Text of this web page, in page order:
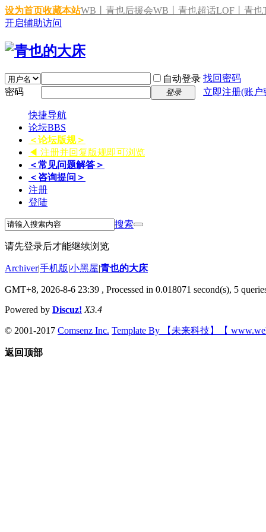
设为首页收藏本站WB丨青也后援会WB丨青也超话LOF丨青也
开启辅助访问
自动登录 找回密码
密码
登录 立即注册(账
快捷导航
论坛BBS
＜论坛版规＞
◀ 注册并回复版规即可浏览
＜常见问题解答＞
＜咨询提问＞
注册
登陆
搜索
请先登录后才能继续浏览
Archiver|手机版|小黑屋|青也的大床
GMT+8, 2026-8-6 23:39 , Processed in 0.018071 second(s), 5
Powered by Discuz! X3.4
© 2001-2017 Comsenz Inc. Template By 【未来科技】【
返回顶部